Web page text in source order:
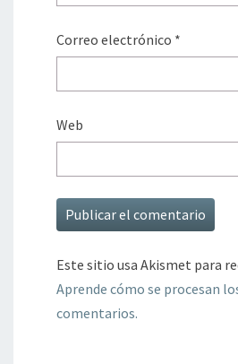
Correo electrónico *
Web
Este sitio usa Akismet para
Aprende cómo se procesan
comentarios.